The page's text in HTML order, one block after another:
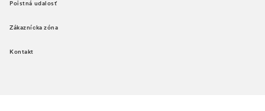
Poistná udalosť
Zákaznícka zóna
Kontakt